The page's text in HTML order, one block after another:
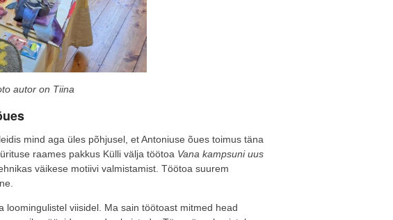
autor on Tiina
mind aga üles põhjusel, et Antoniuse õues toimus täna
ürituse raames pakkus Külli välja töötoa Vana kampsuni uus
väikese motiivi valmistamist. Töötoa suurem
loomingulistel viisidel. Ma sain töötoast mitmed head